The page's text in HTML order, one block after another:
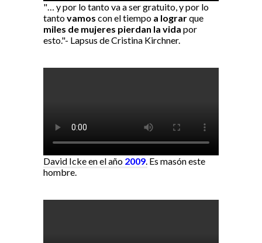
"… y por lo tanto va a ser gratuito, y por lo
tantovamos con el tiempo a lograrque
miles de mujeres pierdan la vida por
esto."- Lapsus de Cristina Kirchner.
David Icke en el año 2009 Es masón este
hombre.